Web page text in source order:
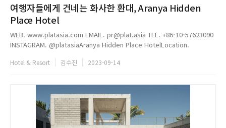
여행자들에게 건네는 화사한 환대, Aranya Hidden
Place Hotel
WEB. www.platasia.com EMAIL. pr@plat.asia TEL. +86-10-57623090
INSTAGRAM. @platasiaAranya Hidden Place HotelLocation.
ASIAScope. InteriorsPrinc...
Hotel & Resort 김수진 2023-09-14